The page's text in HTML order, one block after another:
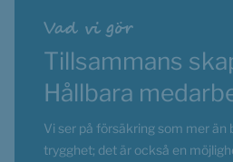
Vad vi gör
Tillsammans
Hållbara
Vi ser på försäkring som mer än
trygghet; det är också en